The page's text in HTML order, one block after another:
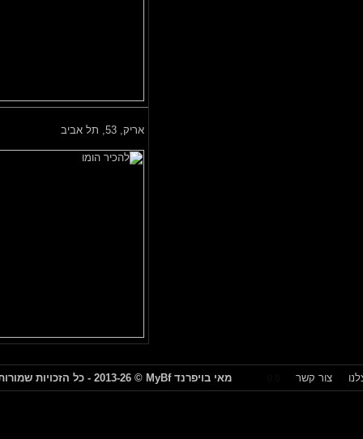
אריק,53, תל אביב
צור קשר 0.0 מאי בויפרנדMyBf© 2013-26 - כל הזכויות שמורות